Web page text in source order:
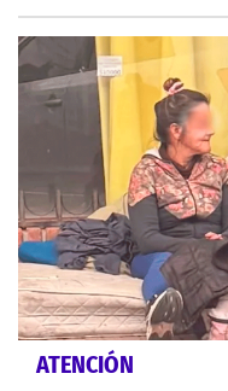
ATENCIÓN